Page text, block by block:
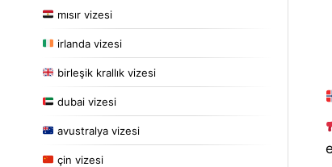
mısır vizesi
irlanda vizesi
birleşik krallık vizesi
dubai vizesi
avustralya vizesi
çin vizesi